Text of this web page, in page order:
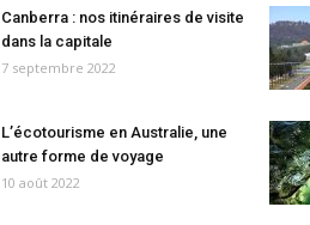
Canberra : nos itinéraires de visite
dans la capitale
7 septembre 2022
L’écotourisme en Australie, une
autre forme de voyage
10 août 2022